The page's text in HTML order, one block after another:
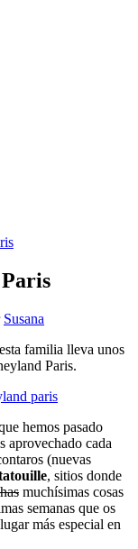
Susana
familia lleva unos
Paris.
hemos pasado
aprovechado cada
(nuevas
, sitios donde
muchísimas cosas
semanas que os
más especial en